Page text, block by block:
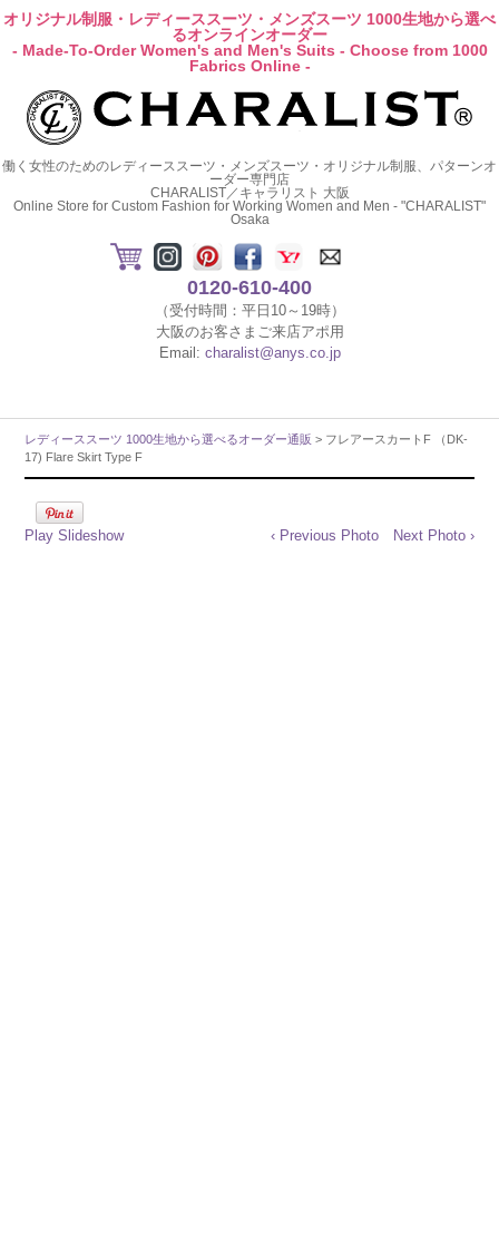
オリジナル制服・レディーススーツ・メンズスーツ 1000生地から選べ
るオンラインオーダー
- Made-To-Order Women's and Men's Suits - Choose from 1000
Fabrics Online -
働く女性のためのレディーススーツ・メンズスーツ・オリジナル制服、パターンオ
ーダー専門店
CHARALIST／キャラリスト 大阪
Online Store for Custom Fashion for Working Women and Men - "CHARALIST"
Osaka
0120-610-400
（受付時間：平日10～19時）
大阪のお客さまご来店アポ用
Email: charalist@anys.co.jp
レディーススーツ 1000生地から選べるオーダー通販 > フレアースカートF （DK-
17) Flare Skirt Type F
Play Slideshow ‹ Previous Photo Next Photo ›